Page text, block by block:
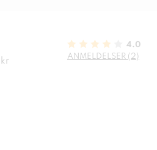
4.0
ANMELDELSER (2)